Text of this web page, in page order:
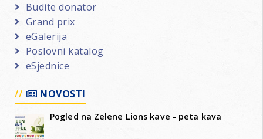
Budite donator
Grand prix
eGalerija
Poslovni katalog
eSjednice
NOVOSTI
Pogled na Zelene Lions kave - peta kava